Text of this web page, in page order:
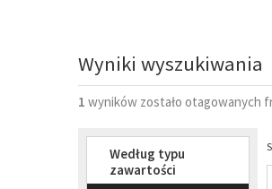
Wyniki wyszukiwania
1 wyników zostało otagowanych
Według typu
zawartości